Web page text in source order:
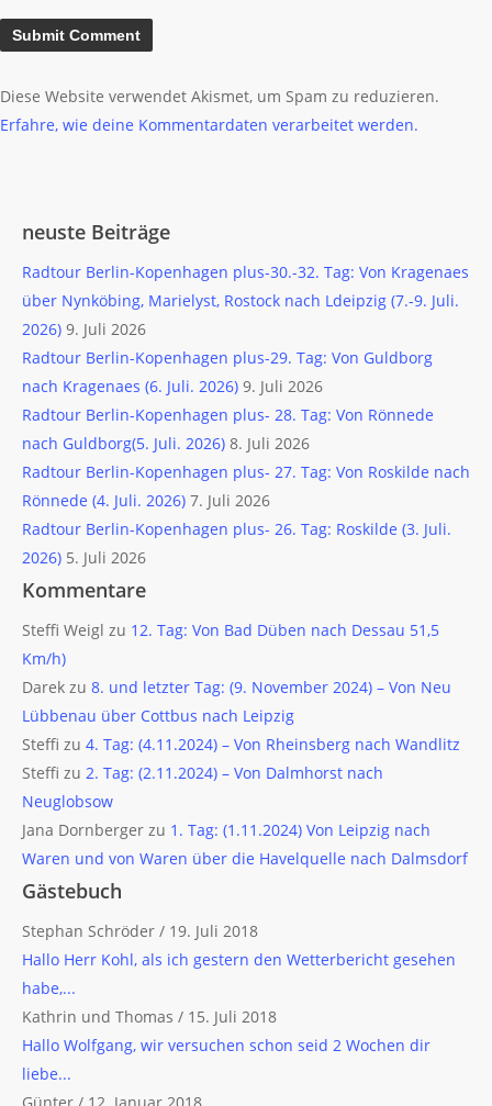
Diese Website verwendet Akismet, um Spam zu reduzieren.
Erfahre, wie deine Kommentardaten verarbeitet werden.
neuste Beiträge
Radtour Berlin-Kopenhagen plus-30.-32. Tag: Von Kragenaes
über Nynköbing, Marielyst, Rostock nach Ldeipzig (7.-9. Juli.
2026) 9. Juli 2026
Radtour Berlin-Kopenhagen plus-29. Tag: Von Guldborg
nach Kragenaes (6. Juli. 2026) 9. Juli 2026
Radtour Berlin-Kopenhagen plus- 28. Tag: Von Rönnede
nach Guldborg(5. Juli. 2026) 8. Juli 2026
Radtour Berlin-Kopenhagen plus- 27. Tag: Von Roskilde nach
Rönnede (4. Juli. 2026) 7. Juli 2026
Radtour Berlin-Kopenhagen plus- 26. Tag: Roskilde (3. Juli.
2026) 5. Juli 2026
Kommentare
Steffi Weigl zu 12. Tag: Von Bad Düben nach Dessau 51,5
Km/h)
Darek zu 8. und letzter Tag: (9. November 2024) – Von Neu
Lübbenau über Cottbus nach Leipzig
Steffi zu 4. Tag: (4.11.2024) – Von Rheinsberg nach Wandlitz
Steffi zu 2. Tag: (2.11.2024) – Von Dalmhorst nach
Neuglobsow
Jana Dornberger zu 1. Tag: (1.11.2024) Von Leipzig nach
Waren und von Waren über die Havelquelle nach Dalmsdorf
Gästebuch
Stephan Schröder / 19. Juli 2018
Hallo Herr Kohl, als ich gestern den Wetterbericht gesehen
habe,...
Kathrin und Thomas / 15. Juli 2018
Hallo Wolfgang, wir versuchen schon seid 2 Wochen dir
liebe...